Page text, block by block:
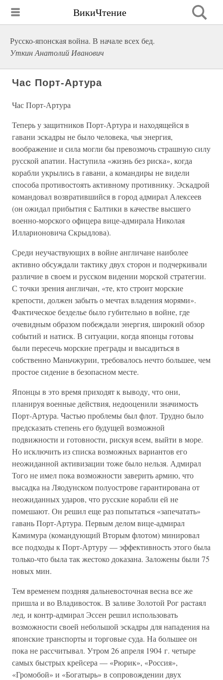
ВикиЧтение
Русско-японская война. В начале всех бед.
Уткин Анатолий Иванович
Час Порт-Артура
Час Порт-Артура
Теперь у защитников Порт-Артура и находящейся в
гавани эскадры не было человека, чья энергия,
воображение и сила могли бы превозмочь страшную силу
русской апатии. Наступила «жизнь без риска», когда
корабли укрылись в гавани, а командиры не видели
способа противостоять активному противнику. Эскадрой
командовал возвратившийся в город адмирал Алексеев
(он ожидал прибытия с Балтики в качестве высшего
военно-морского офицера вице-адмирала Николая
Илларионовича Скрыдлова).
Среди неучаствующих в войне англичане наиболее
активно обсуждали тактику двух сторон и подчеркивали
различие в своем и русском видении морской стратегии.
С точки зрения англичан, «те, кто строит морские
крепости, должен забыть о мечтах владения морями».
Фактическое безделье было губительно в войне, где
очевидным образом побеждали энергия, широкий обзор
событий и натиск. В ситуации, когда японцы готовы
были пересечь морские преграды и высадиться в
собственно Маньчжурии, требовалось нечто большее, чем
простое сидение в безопасном месте.
Японцы в это время приходят к выводу, что они,
планируя военные действия, недооценили значимость
Порт-Артура. Частью проблемы был флот. Трудно было
предсказать степень его будущей возможной
подвижности и готовности, рискуя всем, выйти в море.
Но исключить из списка возможных вариантов его
неожиданной активизации тоже было нельзя. Адмирал
Того не имел пока возможности заверить армию, что
высадка на Ляодунском полуострове гарантирована от
неожиданных ударов, что русские корабли ей не
помешают. Он решил еще раз попытаться «запечатать»
гавань Порт-Артура. Первым делом вице-адмирал
Камимура (командующий Вторым флотом) минировал
все подходы к Порт-Артуру — эффективность этого была
только-что была так жестоко доказана. Заложены были 75
новых мин.
Тем временем поздняя дальневосточная весна все же
пришла и во Владивосток. В заливе Золотой Рог растаял
лед, и контр-адмирал Эссен решил использовать
возможности своей небольшой эскадры для нападения на
японские транспорты и торговые суда. На большее он
пока не рассчитывал. Утром 26 апреля 1904 г. четыре
самых быстрых крейсера — «Рюрик», «Россия»,
«Громобой» и «Богатырь» в сопровождении двух